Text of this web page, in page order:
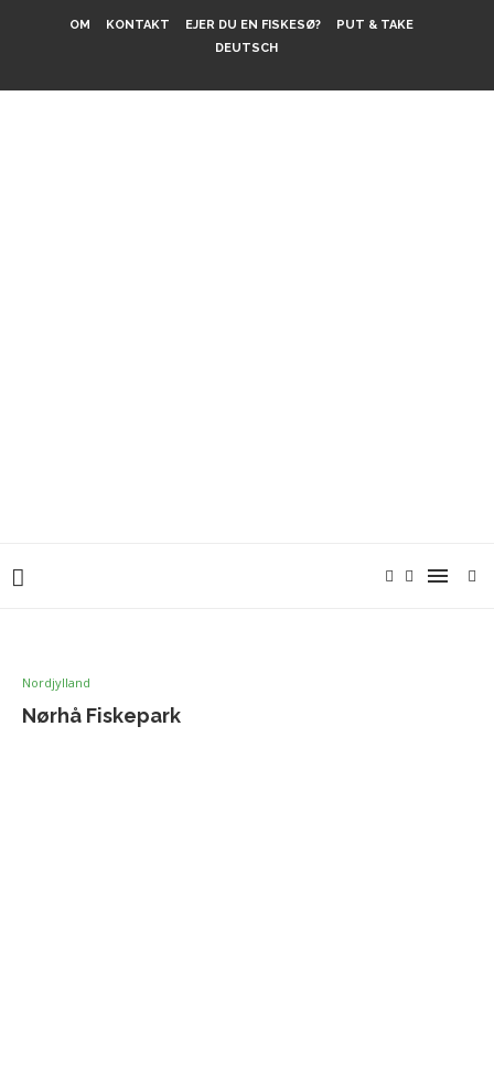
OM KONTAKT EJER DU EN FISKESØ?
PUT & TAKE
DEUTSCH
Nordjylland
Nørhå Fiskepark